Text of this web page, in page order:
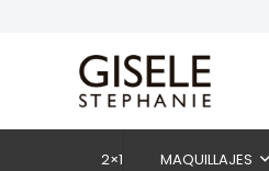
2×1 MAQUILLAJES